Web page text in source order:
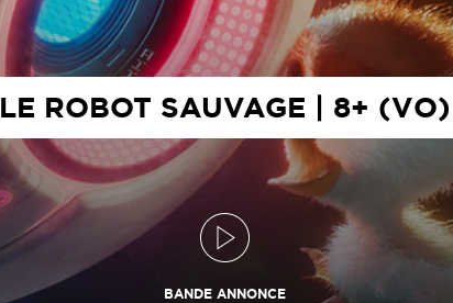
LE ROBOT SAUVAGE | 8+ (VO)
BANDE ANNONCE